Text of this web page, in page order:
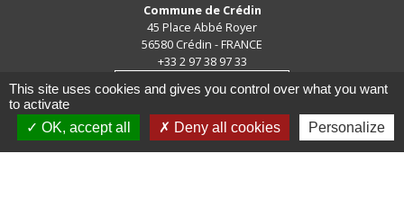
Commune de Crédin
45 Place Abbé Royer
56580 Crédin - FRANCE
+33 2 97 38 97 33
Contact par formulaire
This site uses cookies and gives you control over what you want
to activate
OK, accept all
Deny all cookies Personalize